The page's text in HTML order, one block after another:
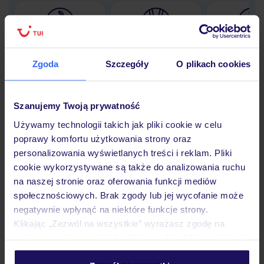
Zgoda Szczegóły O plikach cookies
Szanujemy Twoją prywatność
Używamy technologii takich jak pliki cookie w celu
poprawy komfortu użytkowania strony oraz
personalizowania wyświetlanych treści i reklam. Pliki
cookie wykorzystywane są także do analizowania ruchu
na naszej stronie oraz oferowania funkcji mediów
społecznościowych. Brak zgody lub jej wycofanie może
negatywnie wpłynąć na niektóre funkcje strony.
Klikając „Zezwól na wszystkie” wyrażasz zgodę na
personalizować swój wybór wchodząc w zakładkę
podróży w Polsce
Hotel
Pokoje
Wyżywienie